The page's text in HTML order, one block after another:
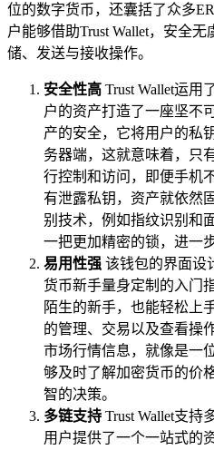
位的数字货币，还囊括了众多
户能够借助Trust Wallet，安全
储、发送与接收操作。
安全性高 Trust Wallet运用
户的资产打造了一座坚不
产的安全，它将用户的私
务器端，这就意味着，只
行控制和访问，即便手机
有泄露私钥，资产就依然
别技术，例如指纹识别和
一把更加精密的锁，进一
易用性强 该钱包的界面设
货币新手量身定制的入门
陌生的新手，也能轻松上
的管理、交易以及查看操
市场行情信息，就像是一
够及时了解加密货币的价
智的决策。
多链支持 Trust Wallet支持
用户提供了一个一站式的